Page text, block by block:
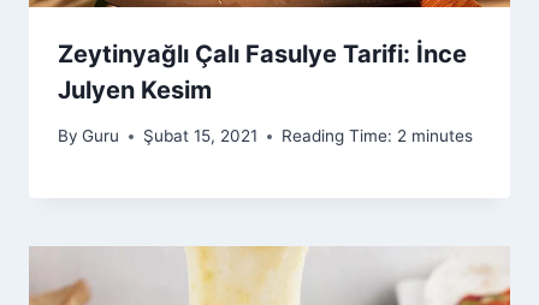
Zeytinyağlı Çalı Fasulye Tarifi: İnce
Julyen Kesim
By Guru Şubat 15, 2021 Reading Time: 2 minutes